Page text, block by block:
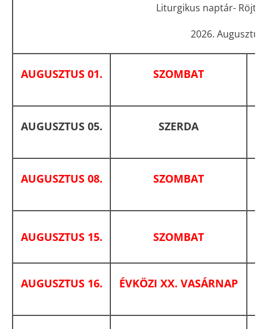
Liturgikus naptár-
2026. Augusztus
AUGUSZTUS 01. SZOMBAT
AUGUSZTUS 05. SZERDA
AUGUSZTUS 08. SZOMBAT
AUGUSZTUS 15. SZOMBAT
AUGUSZTUS 16. ÉVKÖZI XX. VASÁRNAP